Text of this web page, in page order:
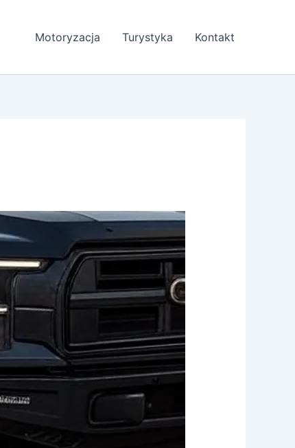
Motoryzacja Turystyka Kontakt